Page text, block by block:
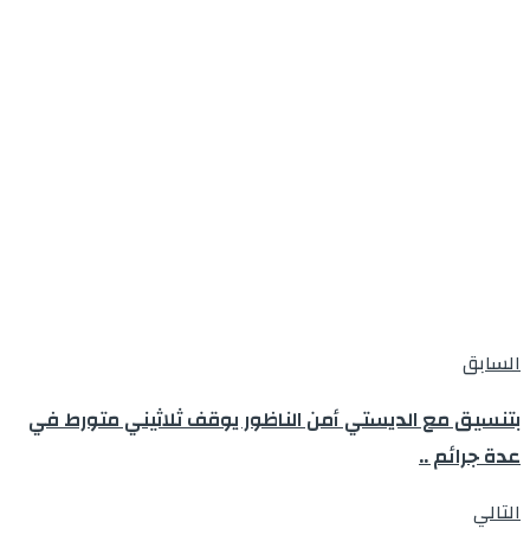
السابق
بتنسيق مع الديستي أمن الناظور يوقف ثلاثيني متورط في
عدة جرائم ..
التالي